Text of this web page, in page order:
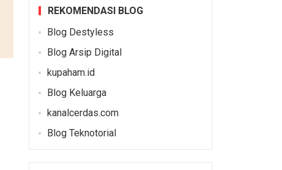
REKOMENDASI BLOG
Blog Destyless
Blog Arsip Digital
kupaham.id
Blog Keluarga
kanalcerdas.com
Blog Teknotorial